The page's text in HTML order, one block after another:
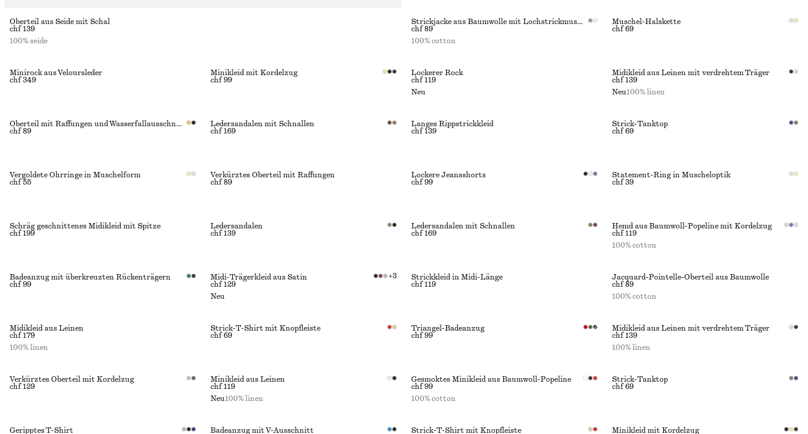
Oberteil aus Seide mit Schal
chf 139
100% seide
Strickjacke aus Baumwolle mit Lochstrickmuster
chf 89
100% cotton
Muschel-Halskette
chf 69
Minirock aus Veloursleder
chf 349
Minikleid mit Kordelzug
chf 99
Lockerer Rock
chf 119
Neu
Midikleid aus Leinen mit verdrehtem Träger
chf 139
Neu100% linen
Oberteil mit Raffungen und Wasserfallausschnitt
chf 89
Ledersandalen mit Schnallen
chf 169
Langes Rippstrickkleid
chf 139
Strick-Tanktop
chf 69
Vergoldete Ohrringe in Muschelform
chf 55
Verkürztes Oberteil mit Raffungen
chf 89
Lockere Jeansshorts
chf 99
Statement-Ring in Muscheloptik
chf 39
Schräg geschnittenes Midikleid mit Spitze
chf 199
Ledersandalen
chf 139
Ledersandalen mit Schnallen
chf 169
Hemd aus Baumwoll-Popeline mit Kordelzug
chf 119
100% cotton
Badeanzug mit überkreuzten Rückenträgern
chf 99
Midi-Trägerkleid aus Satin
chf 129
+3
Neu
Strickkleid in Midi-Länge
chf 119
Jacquard-Pointelle-Oberteil aus Baumwolle
chf 89
100% cotton
Midikleid aus Leinen
chf 179
100% linen
Strick-T-Shirt mit Knopfleiste
chf 69
Triangel-Badeanzug
chf 99
Midikleid aus Leinen mit verdrehtem Träger
chf 139
100% linen
Verkürztes Oberteil mit Kordelzug
chf 129
Minikleid aus Leinen
chf 119
Neu100% linen
Gesmoktes Minikleid aus Baumwoll-Popeline
chf 99
100% cotton
Strick-Tanktop
chf 69
Geripptes T-Shirt
Badeanzug mit V-Ausschnitt
Strick-T-Shirt mit Knopfleiste
Minikleid mit Kordelzug